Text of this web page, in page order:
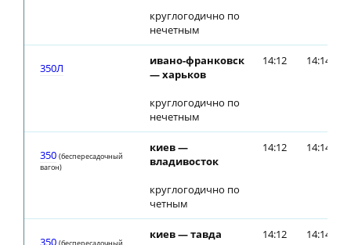
круглогодично по
нечетным
350Л
ивано-франковск
— харьков
круглогодично по
нечетным
14:12 14:14
350 (беспересадочный
вагон)
киев —
владивосток
круглогодично по
четным
14:12 14:14
350
киев — тавда
14:12 14:14